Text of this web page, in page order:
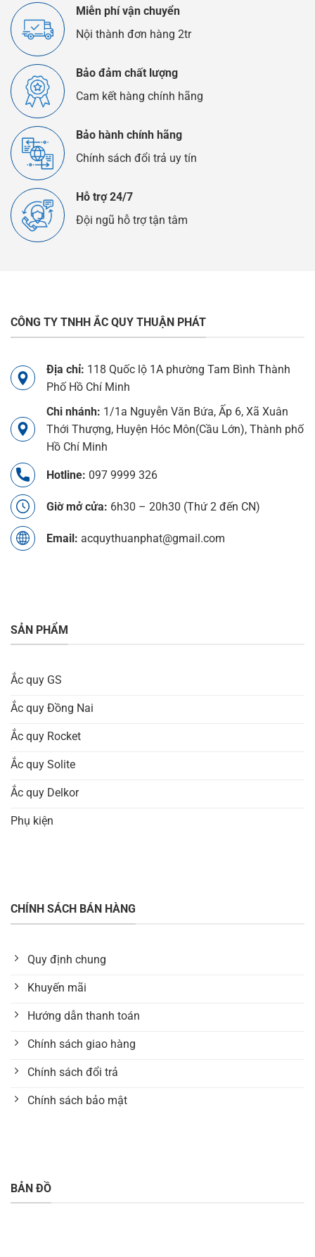
Thế
Miễn phí vận chuyển
Nội thành đơn hàng 2tr
Bảo đảm chất lượng
Cam kết hàng chính hãng
Bảo hành chính hãng
Chính sách đổi trả uy tín
Hỗ trợ 24/7
Đội ngũ hỗ trợ tận tâm
CÔNG TY TNHH ẮC QUY THUẬN PHÁT
Địa chỉ: 118 Quốc lộ 1A phường Tam Bình Thành
Phố Hồ Chí Minh
Chi nhánh: 1/1a Nguyễn Văn Bứa, Ấp 6, Xã Xuân
Thới Thượng, Huyện Hóc Môn(Cầu Lớn), Thành phố
Hồ Chí Minh
Hotline: 097 9999 326
Giờ mở cửa: 6h30 – 20h30 (Thứ 2 đến CN)
Email: acquythuanphat@gmail.com
SẢN PHẨM
Ắc quy GS
Ắc quy Đồng Nai
Ắc quy Rocket
Ắc quy Solite
Ắc quy Delkor
Phụ kiện
CHÍNH SÁCH BÁN HÀNG
Quy định chung
Khuyến mãi
Hướng dẫn thanh toán
Chính sách giao hàng
Chính sách đổi trả
Chính sách bảo mật
BẢN ĐỒ